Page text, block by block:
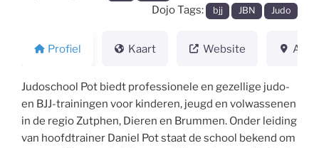
Dojo Tags: bjj JBN Judo
Profiel Kaart Website
Judoschool Pot biedt professionele en gezellige judo-
en BJJ-trainingen voor kinderen, jeugd en volwassenen
in de regio Zutphen, Dieren en Brummen. Onder leiding
van hoofdtrainer Daniel Pot staat de school bekend om